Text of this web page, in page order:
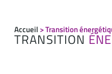
Accueil >Transition
TRANSITION